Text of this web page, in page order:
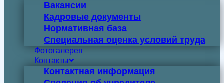
Вакансии
Кадровые документы
Нормативная база
Специальная оценка условий труда
Фотогалерея
Контакты
Контактная информация